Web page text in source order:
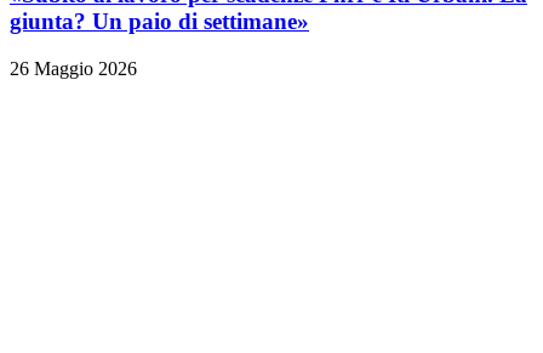
giunta? Un paio di settimane»
26 Maggio 2026